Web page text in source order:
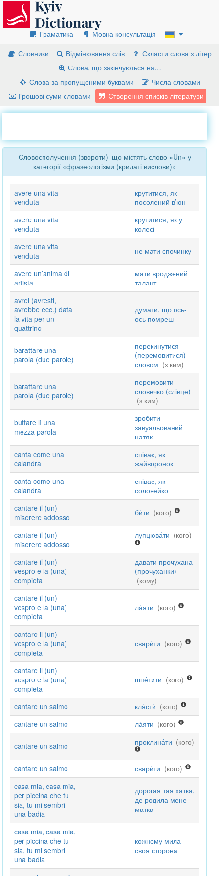
Граматика
Мовна консультація
Словники
Відмінювання слів
Скласти слова з літер
Слова, що закінчуються на…
Слова за пропущеними буквами
Числа словами
Грошові суми словами
Створення списків літератури
Словосполучення (звороти), що містять слово «Un» у
категорії «фразеологізми (крилаті вислови)»
avere una vita
venduta
крутитися, як
посолений в’юн
avere una vita
venduta
крутитися, як у
колесі
avere una vita
venduta
не мати спочинку
avere un’anima di
artista
мати вроджений
талант
avrei (avresti,
avrebbe ecc.) data
la vita per un
quattrino
думати, що ось-
ось помреш
barattare una
parola (due parole)
перекинутися
(перемовитися)
словом (з ким)
barattare una
parola (due parole)
перемовити
словечко (слівце)
(з ким)
buttare lì una
mezza parola
зробити
завуальований
натяк
canta come una
calandra
співає, як
жайворонок
canta come una
calandra
співає, як
соловейко
cantare il (un)
miserere addosso
би́ти (кого)
cantare il (un)
miserere addosso
лупцюва́ти (кого)
cantare il (un)
vespro e la (una)
compieta
давати прочухана
(прочуханки)
(кому)
cantare il (un)
vespro e la (una)
compieta
ла́яти (кого)
cantare il (un)
vespro e la (una)
compieta
свари́ти (кого)
cantare il (un)
vespro e la (una)
compieta
шпе́тити (кого)
cantare un salmo кля́сти́ (кого)
cantare un salmo
ла́яти (кого)
cantare un salmo проклина́ти (кого)
cantare un salmo свари́ти (кого)
casa mia, casa mia,
per piccina che tu
sia, tu mi sembri
una badia
дорогая тая хатка,
де родила мене
матка
casa mia, casa mia,
per piccina che tu
sia, tu mi sembri
una badia
кожному мила
своя сторона